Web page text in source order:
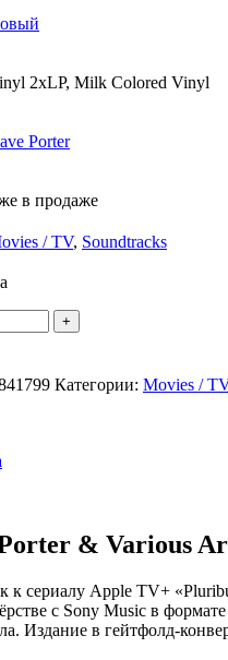
2xLP, Milk Colored Vinyl
Porter
в продаже
/ TV, Soundtracks
Категории: Movies / TV
& Various
к сериалу Apple TV+
с Sony Music в
Издание в гейтфолд-